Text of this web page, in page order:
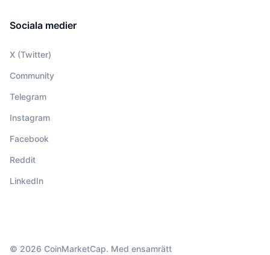
Sociala medier
X (Twitter)
Community
Telegram
Instagram
Facebook
Reddit
LinkedIn
© 2026 CoinMarketCap. Med ensamrätt